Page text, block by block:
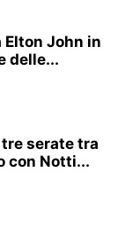
Elton John in
delle...
tre serate tra
con Notti...